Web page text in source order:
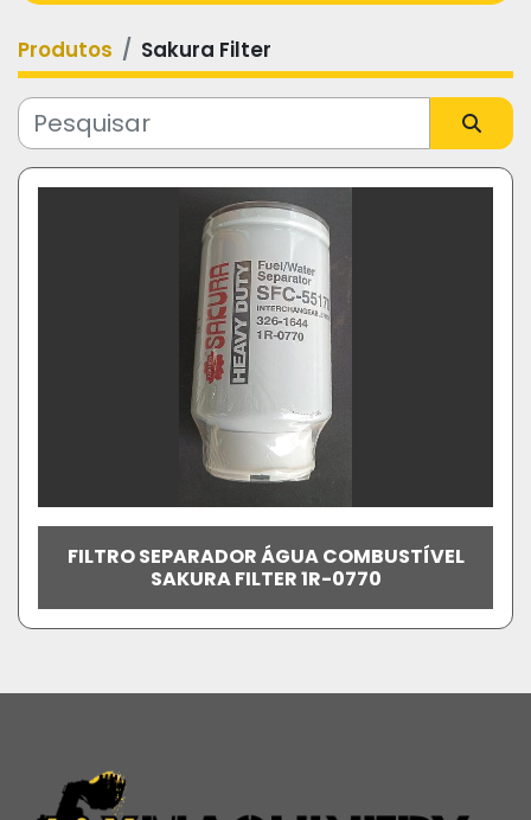
Categoria
Fabricante
Produtos Sakura Filter
FILTRO SEPARADOR ÁGUA COMBUSTÍVEL
SAKURA FILTER 1R-0770